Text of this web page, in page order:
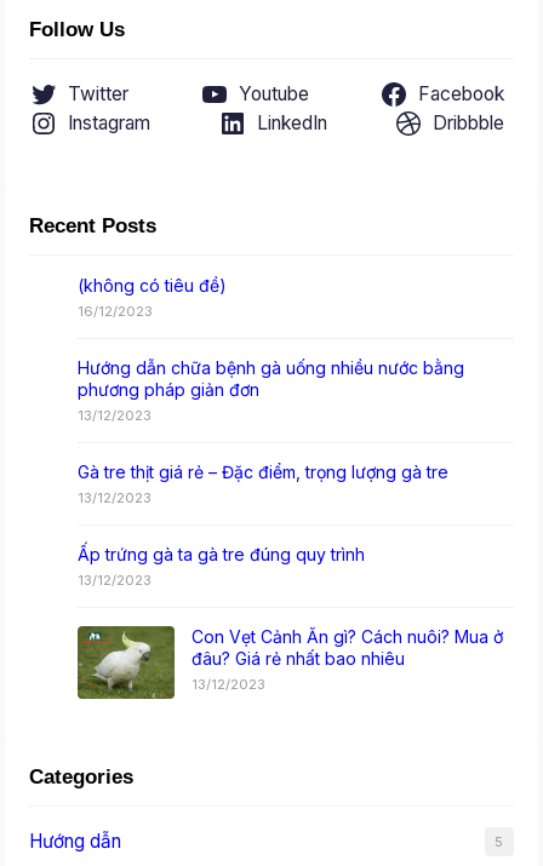
Follow Us
Twitter Youtube
Facebook
Instagram
LinkedIn Dribbble
Recent Posts
(không có tiêu đề)
16/12/2023
Hướng dẫn chữa bệnh gà uống nhiều nước bằng
phương pháp giản đơn
13/12/2023
Gà tre thịt giá rẻ – Đặc điểm, trọng lượng gà tre
13/12/2023
Ấp trứng gà ta gà tre đúng quy trình
13/12/2023
Con Vẹt Cảnh Ăn gì? Cách nuôi? Mua ở
đâu? Giá rẻ nhất bao nhiêu
13/12/2023
Categories
Hướng dẫn 5